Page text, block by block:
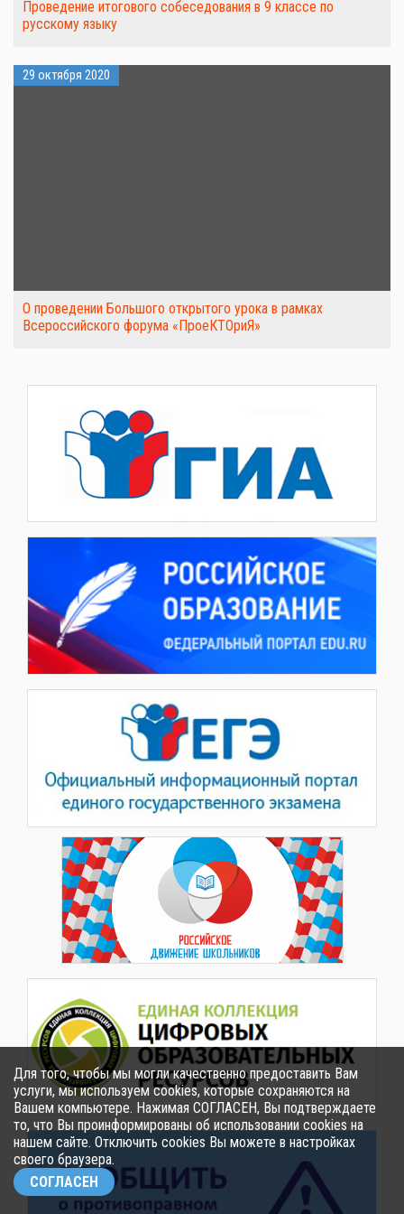
Проведение итогового собеседования в 9 классе по
русскому языку
29 октября 2020
О проведении Большого открытого урока в рамках
Всероссийского форума «ПроеКТОриЯ»
Для того, чтобы мы могли качественно предоставить Вам
услуги, мы используем cookies, которые сохраняются на
Вашем компьютере. Нажимая СОГЛАСЕН, Вы подтверждаете
то, что Вы проинформированы об использовании cookies на
нашем сайте. Отключить cookies Вы можете в настройках
своего браузера.
СОГЛАСЕН